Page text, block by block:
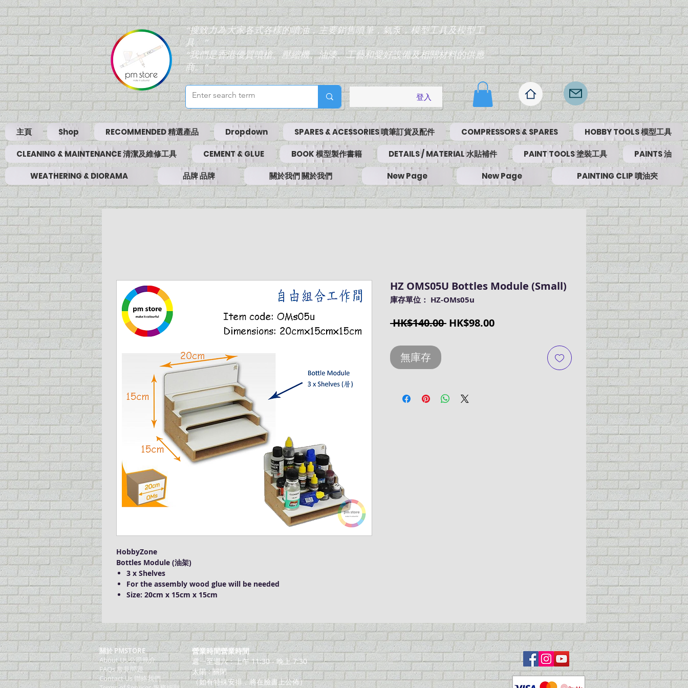
“搜致力為大家各式各樣的噴油，主要銷售噴筆，氣泵，模型工具及模型工
具。”
“我們是香港優質噴槍、壓縮機、油漆、工藝和愛好設備及相關材料的供應
商。”
登入
主頁 Shop RECOMMENDED 精選產品 Dropdown SPARES & ACESSORIES 噴筆訂貨及配件 COMPRESSORS & SPARES HOBBY TOOLS 模型工具
CLEANING & MAINTENANCE 清潔及維修工具 CEMENT & GLUE BOOK 模型製作書籍 DETAILS / MATERIAL 水貼補件 PAINT TOOLS 塗裝工具 PAINTS 油
WEATHERING & DIORAMA 品牌 品牌 關於我們 關於我們 New Page New Page PAINTING CLIP 噴油夾
HobbyZone
Bottles Module (油架)
3 x Shelves
For the assembly wood glue will be needed
Size: 20cm x 15cm x 15cm
HZ OMS05U Bottles Module (Small)
庫存單位： HZ-OMs05u
HK$140.00 一
HK$98.00促
無庫存
關於 PMSTORE
About Us 公司簡介
FAQs 常見問題
Contact Us 聯絡我們
營業時間營業時間
週一至週六：上午 11:30 - 晚上 7:30
太陽 : 關閉
（如有特殊安排，將在臉書上公佈）